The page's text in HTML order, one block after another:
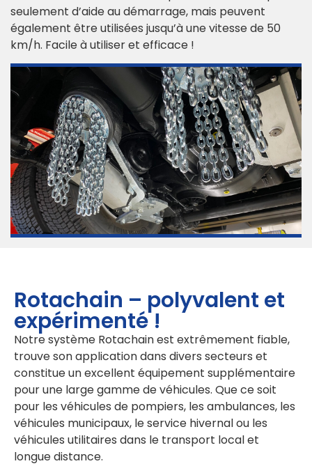
seulement d’aide au démarrage, mais peuvent
également être utilisées jusqu’à une vitesse de 50
km/h. Facile à utiliser et efficace !
Rotachain – polyvalent et
expérimenté !
Notre système Rotachain est extrêmement fiable,
trouve son application dans divers secteurs et
constitue un excellent équipement supplémentaire
pour une large gamme de véhicules. Que ce soit
pour les véhicules de pompiers, les ambulances, les
véhicules municipaux, le service hivernal ou les
véhicules utilitaires dans le transport local et
longue distance.